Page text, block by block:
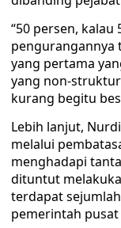
“50 persen,
pengurangannya
yang pertama
yang non-
kurang begitu
Lebih lanjut,
melalui
menghadapi
dituntut
terdapat
pemerintah